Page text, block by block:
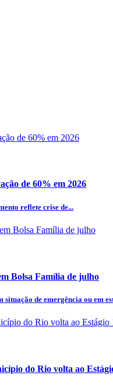
de 60% em 2026
reflete crise de...
Bolsa Família de julho
de emergência ou em
do Rio volta ao